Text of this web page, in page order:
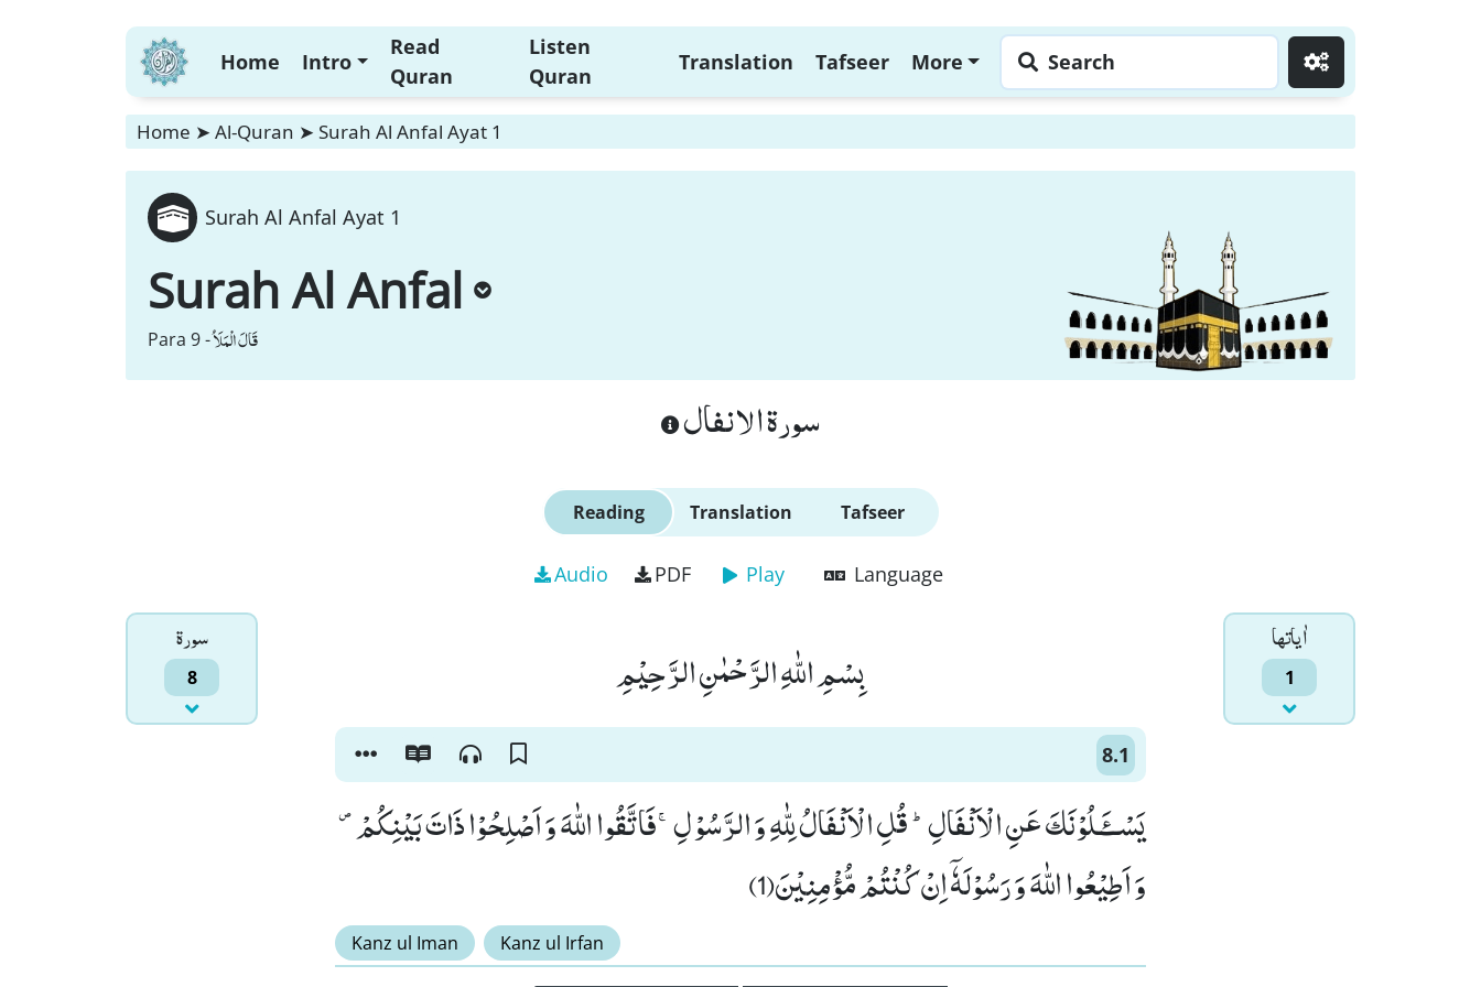
Home Intro
Read
Quran
Listen
Quran
Translation Tafseer More Search
Home ➤ Al-Quran ➤ Surah Al Anfal Ayat 1
Surah Al Anfal Ayat 1
Surah Al Anfal
Para 9 -قَالَ الْمَلَاُ
سورة الانفال
Reading Translation Tafseer
Audio PDF Play Language
سورۃ
8
اٰياتها
1 بِسْمِ اللّٰهِ الرَّحْمٰنِ الرَّحِیْمِ
8.1
یَسْــٴَـلُوْنَكَ عَنِ الْاَنْفَالِؕ -قُلِ الْاَنْفَالُ لِلّٰهِ وَ الرَّسُوْلِۚ-فَاتَّقُوا اللّٰهَ وَ اَصْلِحُوْا ذَاتَ بَیْنِكُمْ۪-
وَ اَطِیْعُوا اللّٰهَ وَ رَسُوْلَهٗۤ اِنْ كُنْتُمْ مُّؤْمِنِیْنَ(1)
Kanz ul Iman Kanz ul Irfan